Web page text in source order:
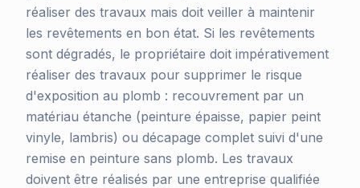
réaliser des travaux mais doit veiller à maintenir
les revêtements en bon état. Si les revêtements
sont dégradés, le propriétaire doit impérativement
réaliser des travaux pour supprimer le risque
d'exposition au plomb : recouvrement par un
matériau étanche (peinture épaisse, papier peint
vinyle, lambris) ou décapage complet suivi d'une
remise en peinture sans plomb. Les travaux
doivent être réalisés par une entreprise qualifiée